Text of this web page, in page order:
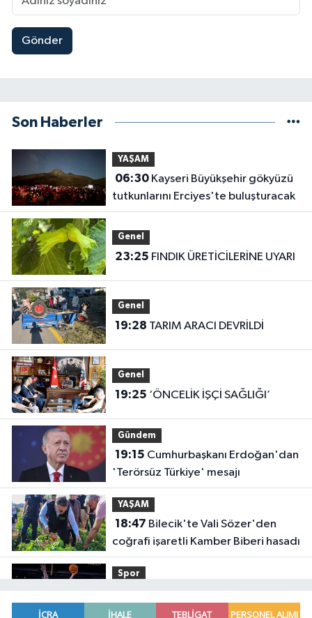
Gönder
Son Haberler
YAŞAM
06:30Kayseri Büyükşehir gökyüzü
tutkunlarını Erciyes'te buluşturacak
Genel
23:25 FINDIK ÜRETİCİLERİNE UYARI
Genel
19:28 TARIM ARACI DEVRİLDİ
Genel
19:25 ‘ÖNCELİK İŞÇİ SAĞLIĞI’
Gündem
19:15
'Terörsüz Türkiye' mesajı
YAŞAM
18:47
coğrafi işaretli Kamber Biberi hasadı
Spor
hazır